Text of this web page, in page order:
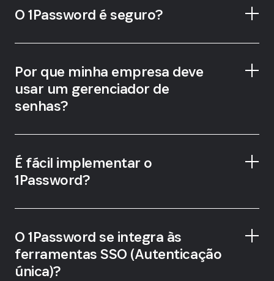
1Password Families
Emergency Kit
O 1Password é seguro?
segurança líder do setor
Por que minha empresa deve
usar um gerenciador de
senhas?
É fácil implementar o
1Password?
O 1Password se integra às
ferramentas SSO (Autenticação
única)?